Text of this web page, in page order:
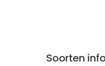
Soorten